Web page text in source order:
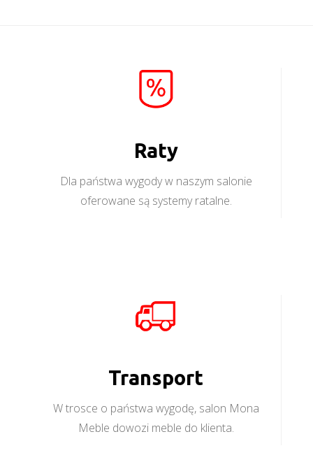
Raty
Dla państwa wygody w naszym salonie
oferowane są systemy ratalne.
Transport
W trosce o państwa wygodę, salon Mona
Meble dowozi meble do klienta.